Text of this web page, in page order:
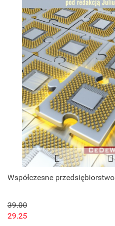
Współczesne przedsiębiorstwo
39.00
29.25